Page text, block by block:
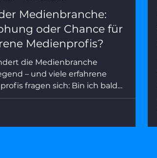
Medienbranche:
oder Chance für
Medienprofis?
die Medienbranche
– und viele erfahrene
fragen sich: Bin ich bald
Dieser Artikel zeigt, was hinter